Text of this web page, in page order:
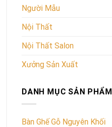
Người Mẫu
Nội Thất
Nội Thất Salon
Xưởng Sản Xuất
DANH MỤC SẢN PHẨM
Bàn Ghế Gỗ Nguyên Khối